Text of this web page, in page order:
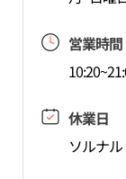
営業時間
休業日
ソルナ